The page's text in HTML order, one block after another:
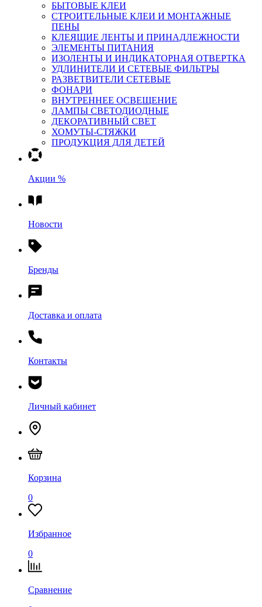
БЫТОВЫЕ КЛЕИ
СТРОИТЕЛЬНЫЕ КЛЕИ И МОНТАЖНЫЕ
ПЕНЫ
КЛЕЯЩИЕ ЛЕНТЫ И ПРИНАДЛЕЖНОСТИ
ЭЛЕМЕНТЫ ПИТАНИЯ
ИЗОЛЕНТЫ И ИНДИКАТОРНАЯ ОТВЕРТКА
УДЛИНИТЕЛИ И СЕТЕВЫЕ ФИЛЬТРЫ
РАЗВЕТВИТЕЛИ СЕТЕВЫЕ
ФОНАРИ
ВНУТРЕННЕЕ ОСВЕЩЕНИЕ
ЛАМПЫ СВЕТОДИОДНЫЕ
ДЕКОРАТИВНЫЙ СВЕТ
ХОМУТЫ-СТЯЖКИ
ПРОДУКЦИЯ ДЛЯ ДЕТЕЙ
Акции %
Новости
Бренды
Доставка и оплата
Контакты
Личный кабинет
Корзина
0
Избранное
0
Сравнение